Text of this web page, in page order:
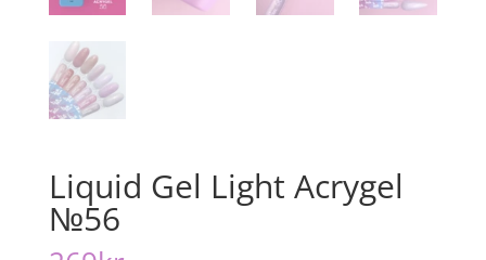
Liquid Gel Light Acrygel
№56